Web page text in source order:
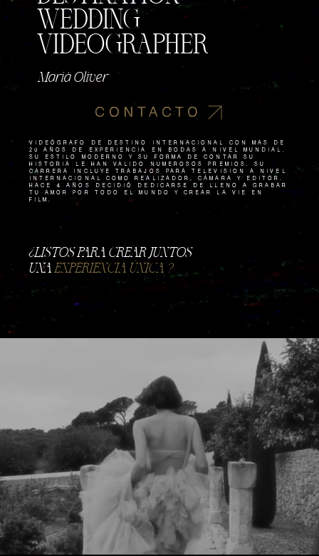
WEDDING
VIDEOGRAPHER
Marià Oliver
CONTACTO
VIDEÓGRAFO de destino internacional con más de
20 aÑos de experiencia en bodas a nivel mundial.
Su estilo moderno y su forma de contar su
historia le han valido numerosos premios. Su
carrera incluye trabajos para televisión a nivel
internacional como REALIZADOR, CÁMARA y editor.
Hace 4 aÑos decidiÓ dedicarse de lleno a grabar
tu amor por todo el mundo y crear La Vie en
Film.
​¿LISTOS PARA CREAR JUNTOS
UNAEXPERIENCIA ÚNICA ?